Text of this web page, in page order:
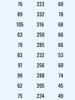
76 223
60
89 332
78
105 316
68
63 250
66
79 285
66
83 232
53
97 256
60
99 288
74
62 205
45
75 234
49